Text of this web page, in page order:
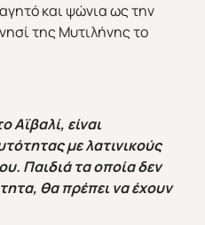
και ψώνια ως την
της Μυτιλήνης το
Αϊβαλί, είναι
με λατινικούς
Παιδιά τα οποία δεν
θα πρέπει να έχουν